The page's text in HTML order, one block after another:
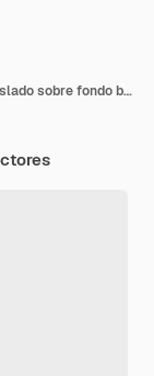
Conjunto de elementos de baby shower aislado sobre fondo blanco. Ilustración vectorial.